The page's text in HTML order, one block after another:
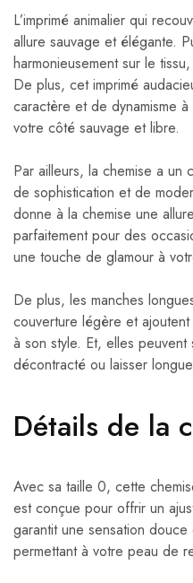
L’imprimé animalier qui
allure sauvage et élégante.
harmonieusement sur le
De plus, cet imprimé
caractère et de dynamisme
votre côté sauvage et libre.
Par ailleurs, la chemise a un
de sophistication et de
donne à la chemise une
parfaitement pour des
une touche de glamour à
De plus, les manches
couverture légère et
à son style. Et, elles
décontracté ou laisser
Détails de la
Avec sa taille 0, cette
est conçue pour offrir un
garantit une sensation
permettant à votre peau de